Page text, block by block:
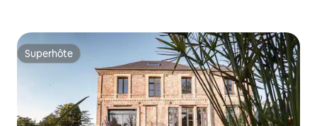
Superhôte
Superhôte